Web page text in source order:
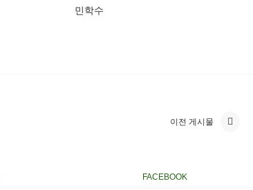
민학수
이전 게시물
FACEBOOK